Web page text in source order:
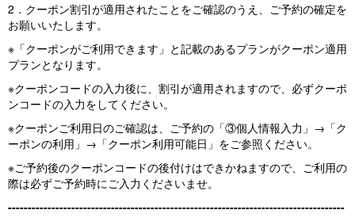
2．クーポン割引が適用されたことをご確認のうえ、ご予約の確定を
お願いいたします。
※「クーポンがご利用できます」と記載のあるプランがクーポン適用
プランとなります。
※クーポンコードの入力後に、割引が適用されますので、必ずクーポ
ンコードの入力をしてください。
※クーポンご利用日のご確認は、ご予約の「③個人情報入力」→「ク
ーポンの利用」→「クーポン利用可能日」をご参照ください。
※ご予約後のクーポンコードの後付けはできかねますので、ご利用の
際は必ずご予約時にご入力くださいませ。
-------------------------------------------------------------------------------------